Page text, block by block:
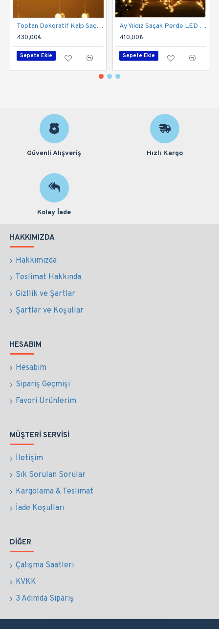
Toptan Dekoratif Kalp Saçak Perde Led Işık Günışığı
430,00₺
Sepete Ekle
Ay Yıldız Saçak Perde LED Işık 2,5 Metre (Toptan)
410,00₺
Sepete Ekle
Güvenli Alışveriş Hızlı Kargo
Kolay İade
HAKKIMIZDA
Hakkımızda
Teslimat Hakkında
Gizllik ve Şartlar
Şartlar ve Koşullar
HESABIM
Hesabım
Sipariş Geçmişi
Favori Ürünlerim
MÜŞTERI SERVISI
İletişim
Sık Sorulan Sorular
Kargolama & Teslimat
İade Koşulları
DIĞER
Çalışma Saatleri
KVKK
3 Adımda Sipariş